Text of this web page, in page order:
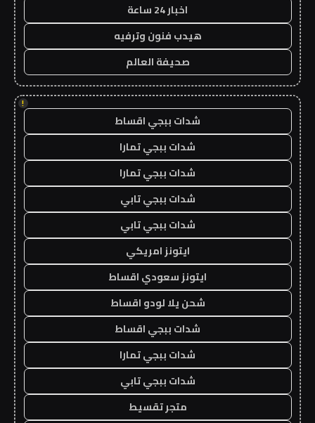
اخبار 24 ساعة
هيدب فنون وترفيه
صحيفة العالم
!
شدات ببجي اقساط
شدات ببجي تمارا
شدات ببجي تمارا
شدات ببجي تابي
شدات ببجي تابي
ايتونز امريكي
ايتونز سعودي اقساط
شحن يلا لودو اقساط
شدات ببجي اقساط
شدات ببجي تمارا
شدات ببجي تابي
متجر تقسيط